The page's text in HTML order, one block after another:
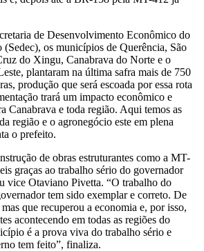
de Desenvolvimento Econômico do
(Sedec), os municípios de Querência, São
do Xingu, Canabrava do Norte e o
plantaram na última safra mais de 750
produção que será escoada por essa rota
trará um impacto econômico e
Canabrava e toda região. Aqui temos as
região e o agronegócio este em plena
o prefeito.
de obras estruturantes como a MT-
graças ao trabalho sério do governador
vice Otaviano Pivetta. “O trabalho do
tem sido exemplar e correto. De
que recuperou a economia e, por isso,
acontecendo em todas as regiões do
é a prova viva do trabalho sério e
tem feito”, finaliza.